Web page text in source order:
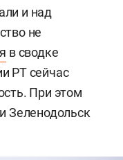
и над
не
в сводке
РТ сейчас
При этом
Зеленодольск